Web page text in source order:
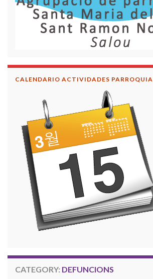
CALENDARIO ACTIVIDADES PARROQUIA
CATEGORY: DEFUNCIONS